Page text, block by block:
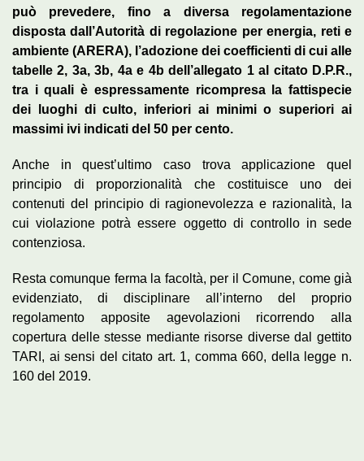
può prevedere, fino a diversa regolamentazione
disposta dall’Autorità di regolazione per energia, reti e
ambiente (ARERA), l’adozione dei coefficienti di cui alle
tabelle 2, 3a, 3b, 4a e 4b dell’allegato 1 al citato D.P.R.,
tra i quali è espressamente ricompresa la fattispecie
dei luoghi di culto, inferiori ai minimi o superiori ai
massimi ivi indicati del 50 per cento.
Anche in quest’ultimo caso trova applicazione quel
principio di proporzionalità che costituisce uno dei
contenuti del principio di ragionevolezza e razionalità, la
cui violazione potrà essere oggetto di controllo in sede
contenziosa.
Resta comunque ferma la facoltà, per il Comune, come già
evidenziato, di disciplinare all’interno del proprio
regolamento apposite agevolazioni ricorrendo alla
copertura delle stesse mediante risorse diverse dal gettito
TARI, ai sensi del citato art. 1, comma 660, della legge n.
160 del 2019.